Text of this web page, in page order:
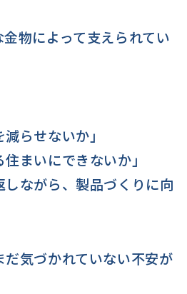
物によって支えられてい
らせないか」
住まいにできないか」
しながら、製品づくりに向
気づかれていない不安が